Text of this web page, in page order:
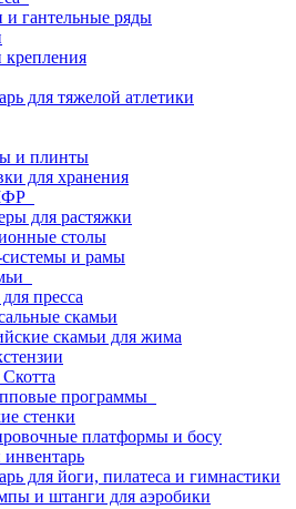
и гантельные ряды
крепления
для тяжелой атлетики
и плинты
для хранения
для растяжки
столы
и рамы
пресса
скамьи
скамьи для жима
программы
стенки
платформы и босу
для йоги, пилатеса и гимнастики
и штанги для аэробики